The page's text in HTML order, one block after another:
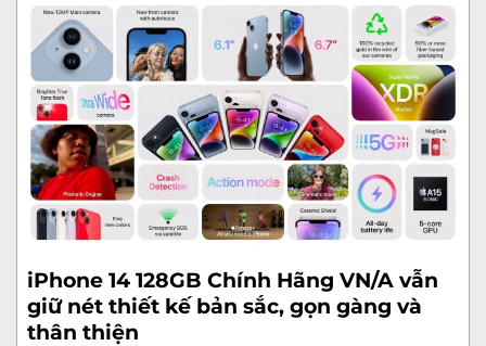
iPhone 14 128GB Chính Hãng VN/A vẫn
giữ nét thiết kế bản sắc, gọn gàng và
thân thiện